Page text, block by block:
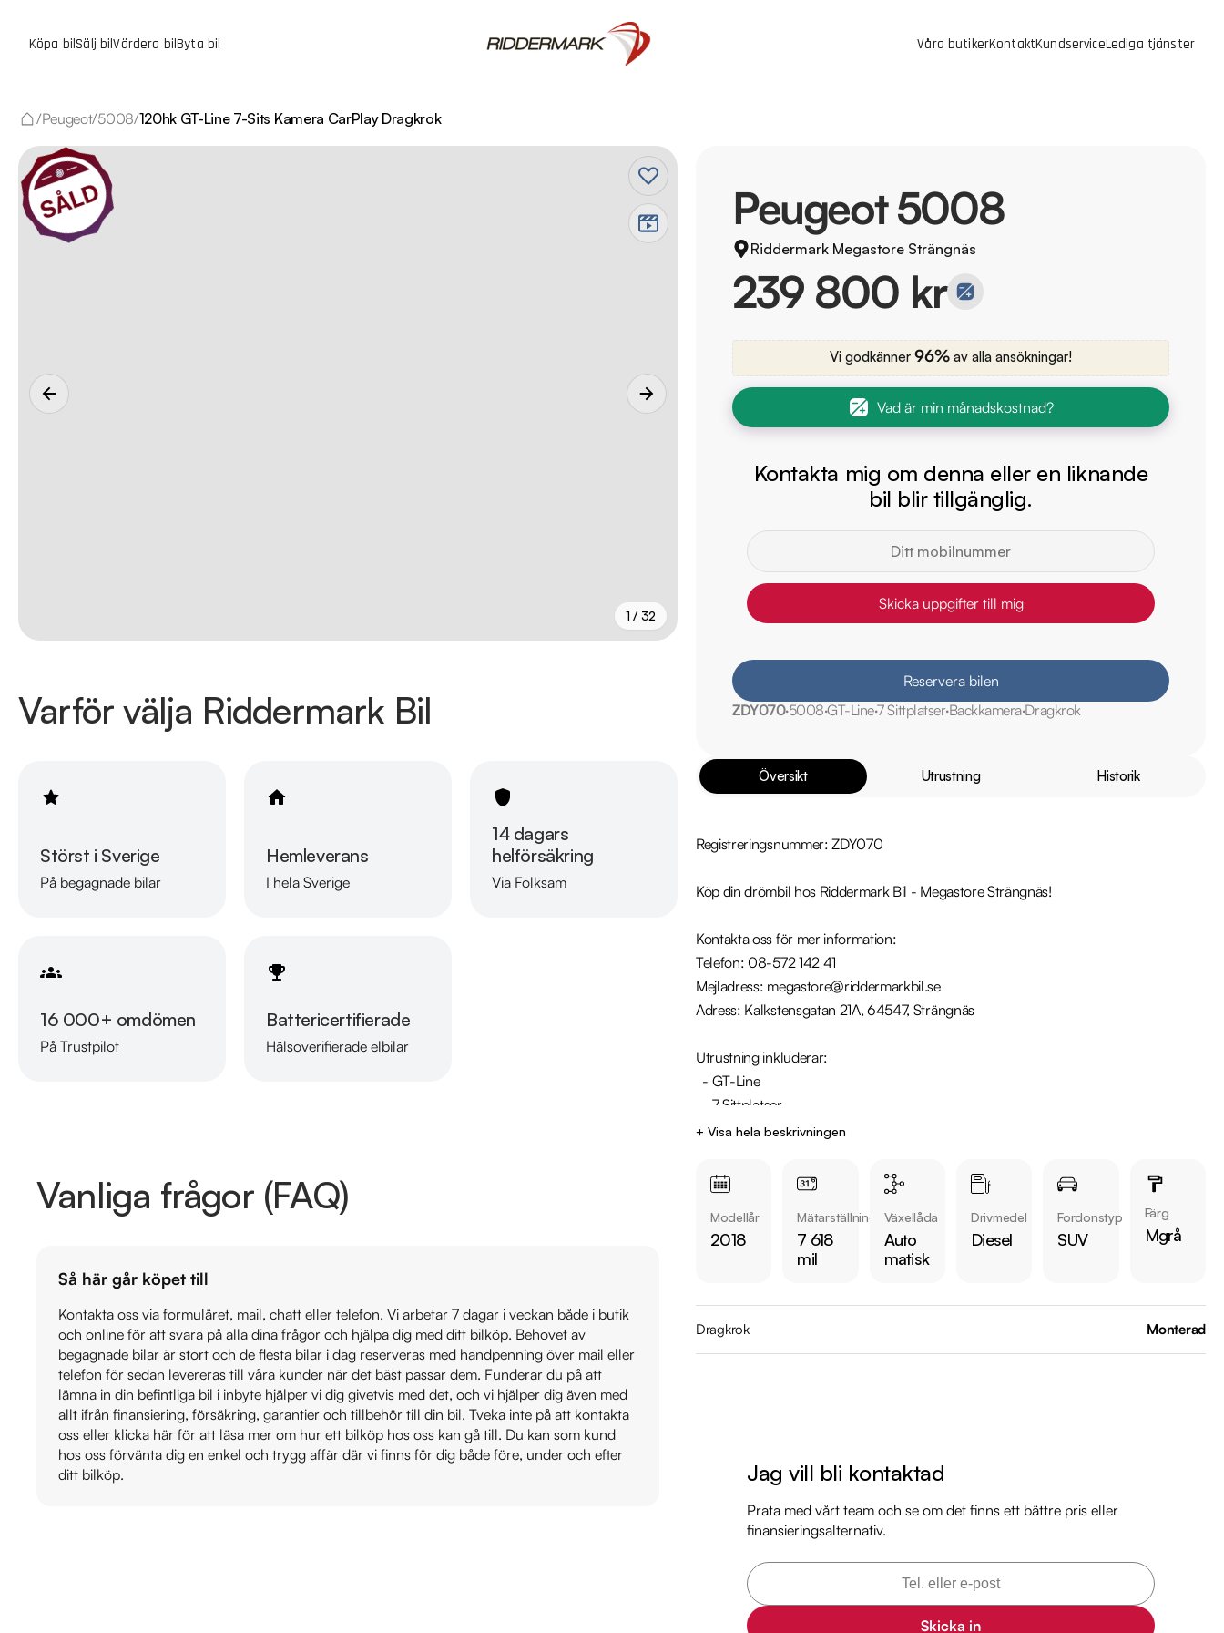
Köpa bilSälj bilVärdera bilByta bil Våra butikerKontaktKundserviceLediga tjänster
/Peugeot/5008/120hk GT-Line 7-Sits Kamera CarPlay Dragkrok
1 / 32
Varför välja Riddermark Bil
Störst i Sverige
På begagnade bilar
Hemleverans
I hela Sverige
14 dagars
helförsäkring
Via Folksam
16 000+ omdömen
På Trustpilot
Battericertifierade
Hälsoverifierade elbilar
Vanliga frågor (FAQ)
Så här går köpet till
Kontakta oss via formuläret, mail, chatt eller telefon. Vi arbetar 7 dagar i veckan både i butik
och online för att svara på alla dina frågor och hjälpa dig med ditt bilköp. Behovet av
begagnade bilar är stort och de flesta bilar i dag reserveras med handpenning över mail eller
telefon för sedan levereras till våra kunder när det bäst passar dem. Funderar du på att
lämna in din befintliga bil i inbyte hjälper vi dig givetvis med det, och vi hjälper dig även med
allt ifrån finansiering, försäkring, garantier och tillbehör till din bil. Tveka inte på att kontakta
oss eller klicka här för att läsa mer om hur ett bilköp hos oss kan gå till. Du kan som kund
hos oss förvänta dig en enkel och trygg affär där vi finns för dig både före, under och efter
ditt bilköp.
Peugeot 5008
Riddermark Megastore Strängnäs
239 800 kr
Vi godkänner 96% av alla ansökningar!
Vad är min månadskostnad?
Kontakta mig om denna eller en liknande
bil blir tillgänglig.
Skicka uppgifter till mig
Reservera bilen
ZDY0705008 GT-Line7 SittplatserBackkameraDragkrok
Översikt Utrustning Historik
Registreringsnummer: ZDY070
Köp din drömbil hos Riddermark Bil - Megastore Strängnäs!
Kontakta oss för mer information:
Telefon: 08-572 142 41
Mejladress: megastore@riddermarkbil.se
Adress: Kalkstensgatan 21A, 64547, Strängnäs
Utrustning inkluderar:
  - Dragkrok
Jämför denna bil med någon av våra andra Peugeot 5008 i lager. Se våra bilar på
Övrig information om bilen:
Servicehistorik:
2019-04-08 - 1041 mil
2020-03-09 - 1883 mil
2022-03-11 - 3779 mil
2023-03-14 - 4410 mil
2024-04-18 - 5945 mil
+ Visa hela beskrivningen
Modellår
2018
Mätarställning
7 618
mil
Växellåda
Auto
matisk
Drivmedel
Diesel
Fordonstyp
SUV
Färg
Mgrå
Dragkrok Monterad
Jag vill bli kontaktad
Prata med vårt team och se om det finns ett bättre pris eller
finansieringsalternativ.
Skicka in